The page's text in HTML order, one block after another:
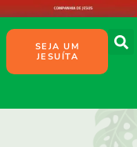
SEJA UM
JESUÍTA